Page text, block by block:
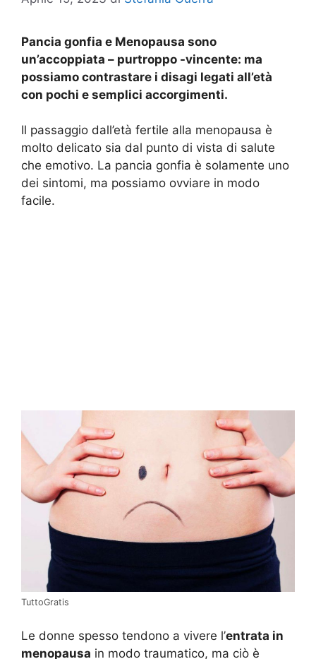
Pancia gonfia e Menopausa sono
un’accoppiata – purtroppo -vincente: ma
possiamo contrastare i disagi legati all’età
con pochi e semplici accorgimenti.
Il passaggio dall’età fertile alla menopausa è
molto delicato sia dal punto di vista di salute
che emotivo. La pancia gonfia è solamente uno
dei sintomi, ma possiamo ovviare in modo
facile.
TuttoGratis
Le donne spesso tendono a vivere l’entrata in
menopausa in modo traumatico, ma ciò è